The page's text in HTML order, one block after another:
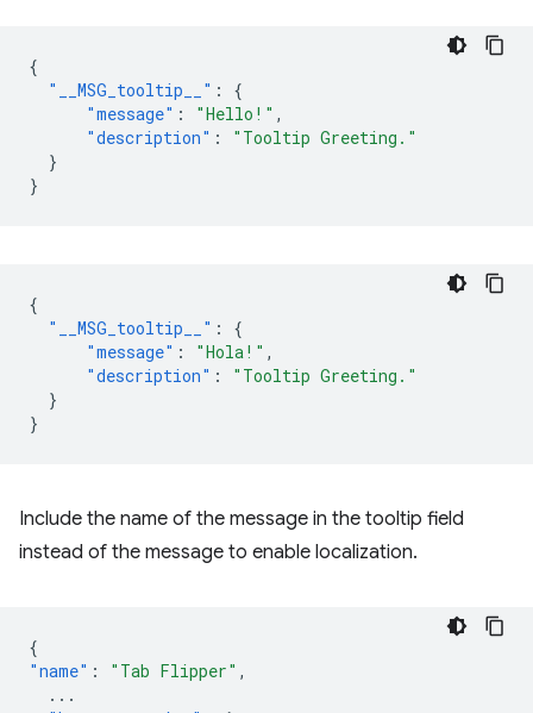
{
"__MSG_tooltip__" :
{
"message" : "Hello!" ,
"description" :
"Tooltip Greeting."
}
}
{
"__MSG_tooltip__" :
{
"message" : "Hola!" ,
"description" :
"Tooltip Greeting."
}
}
Include the name of the message in the tooltip field
instead of the message to enable localization.
{
"name" : "Tab Flipper" ,
...